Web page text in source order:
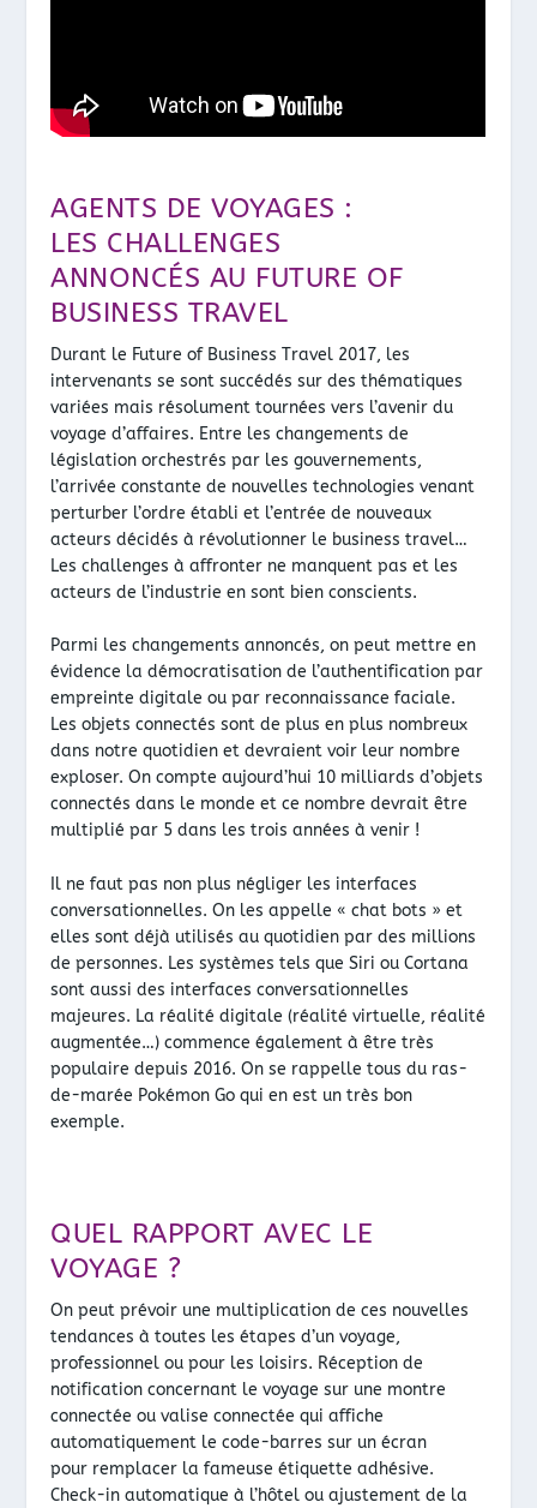
AGENTS DE VOYAGES :
LES CHALLENGES
ANNONCÉS AU FUTURE OF
BUSINESS TRAVEL
Durant le Future of Business Travel 2017, les
intervenants se sont succédés sur des thématiques
variées mais résolument tournées vers l’avenir du
voyage d’affaires. Entre les changements de
législation orchestrés par les gouvernements,
l’arrivée constante de nouvelles technologies venant
perturber l’ordre établi et l’entrée de nouveaux
acteurs décidés à révolutionner le business travel…
Les challenges à affronter ne manquent pas et les
acteurs de l’industrie en sont bien conscients.
Parmi les changements annoncés, on peut mettre en
évidence la démocratisation de l’authentification par
empreinte digitale ou par reconnaissance faciale.
Les objets connectés sont de plus en plus nombreux
dans notre quotidien et devraient voir leur nombre
exploser. On compte aujourd’hui 10 milliards d’objets
connectés dans le monde et ce nombre devrait être
multiplié par 5 dans les trois années à venir !
Il ne faut pas non plus négliger les interfaces
conversationnelles. On les appelle « chat bots » et
elles sont déjà utilisés au quotidien par des millions
de personnes. Les systèmes tels que Siri ou Cortana
sont aussi des interfaces conversationnelles
majeures. La réalité digitale (réalité virtuelle, réalité
augmentée…) commence également à être très
populaire depuis 2016. On se rappelle tous du ras-
de-marée Pokémon Go qui en est un très bon
exemple.
QUEL RAPPORT AVEC LE
VOYAGE ?
On peut prévoir une multiplication de ces nouvelles
tendances à toutes les étapes d’un voyage,
professionnel ou pour les loisirs. Réception de
notification concernant le voyage sur une montre
connectée ou valise connectée qui affiche
automatiquement le code-barres sur un écran
pour remplacer la fameuse étiquette adhésive.
Check-in automatique à l’hôtel ou ajustement de la